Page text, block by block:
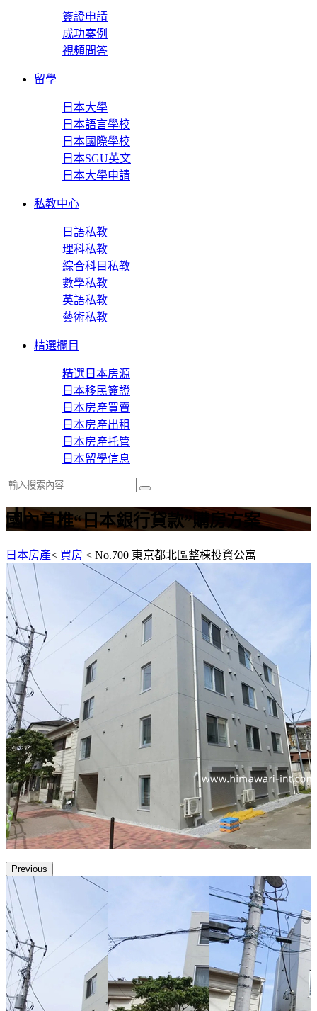
簽證申請
成功案例
視頻問答
留學
日本大學
日本語言學校
日本國際學校
日本SGU英文
日本大學申請
私教中心
日語私教
理科私教
綜合科目私教
數學私教
英語私教
藝術私教
精選欄目
精選日本房源
日本移民簽證
日本房產買賣
日本房產出租
日本房產托管
日本留學信息
國內首推“日本銀行貸款”購房方案
日本房產< 買房 < No.700 東京都北區整棟投資公寓
Previous